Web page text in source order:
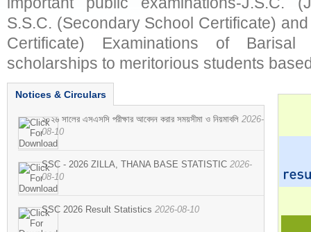
S.S.C. (Secondary School Certificate)
Certificate) Examinations of
scholarships to meritorious students
Notices & Circulars
২০২৬ সালের এসএসসি পরীক্ষার আবেদন করার সময়সীমা ও নিয়মাবলি 2026-
08-10
SSC - 2026 ZILLA, THANA BASE STATISTIC 2026-
08-10
SSC 2026 Result Statistics 2026-08-10